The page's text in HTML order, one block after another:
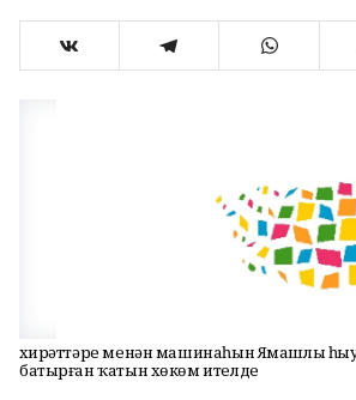
Әхирәттәре менән машинаһын Ямашлы
батырған ҡатын хөкөм ителде